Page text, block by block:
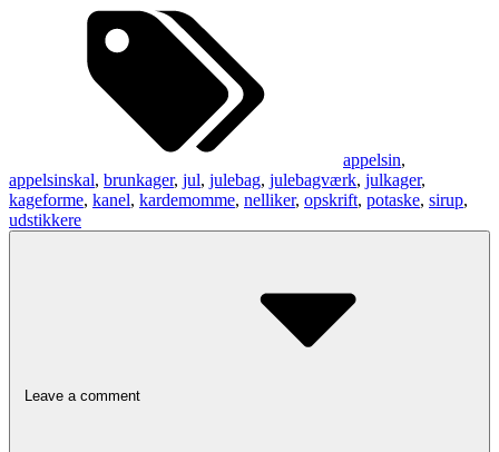
appelsin,
appelsinskal, brunkager, jul, julebag, julebagværk, julkager,
kageforme, kanel, kardemomme, nelliker, opskrift, potaske, sirup,
udstikkere
Leave a comment